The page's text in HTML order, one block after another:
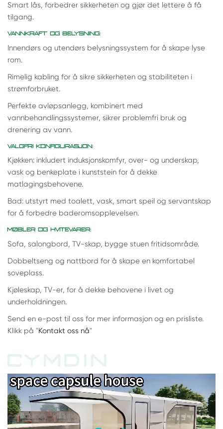
Smart lås, forbedrer sikkerheten og gjør det lettere å få
tilgang.
VANNKRAFT OG BELYSNING:
Innendørs og utendørs belysningssystem for å skape lyse
rom.
Rimelig kabling for å sikre sikkerheten og stabiliteten i
strømforbruket.
Perfekte avløpsanlegg, kombinert med
vannbehandlingssystemer, sikrer problemfri bruk og
drenering av vann.
VALGFRI KONFIGURASJON:
Kjøkken: inkludert induksjonskomfyr, over- og underskap,
vask og benkeplate i kunststein for å dekke
matlagingsbehovene.
Bad: utstyrt med toalett, vask, smart speil og servantskap
for å forbedre baderomsopplevelsen.
MØBLER OG HVITEVARER:
Sofa, salongbord, TV-skap, bygge stuen fritidsområde.
Dobbeltseng og nattbord for å skape en komfortabel
soveplass.
Kjøleskap, TV-er, for å dekke behovene i livet og
underholdningen.
Send en e-post til oss for mer informasjon og en prisliste.
Klikk på "Kontakt oss nå"